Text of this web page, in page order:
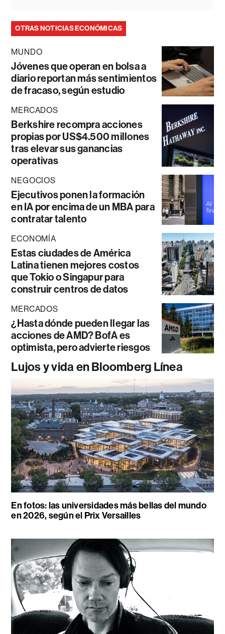
OTRAS NOTICIAS ECONÓMICAS
MUNDO
Jóvenes que operan en bolsa a
diario reportan más sentimientos
de fracaso, según estudio
MERCADOS
Berkshire recompra acciones
propias por US$4.500 millones
tras elevar sus ganancias
operativas
NEGOCIOS
Ejecutivos ponen la formación
en IA por encima de un MBA para
contratar talento
ECONOMÍA
Estas ciudades de América
Latina tienen mejores costos
que Tokio o Singapur para
construir centros de datos
MERCADOS
¿Hasta dónde pueden llegar las
acciones de AMD? BofA es
optimista, pero advierte riesgos
Lujos y vida en Bloomberg Línea
En fotos: las universidades más bellas del mundo
en 2026, según el Prix Versailles